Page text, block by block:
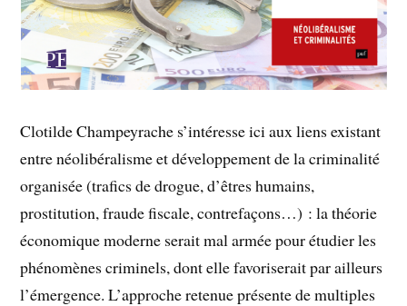
Clotilde Champeyrache s’intéresse ici aux liens existant
entre néolibéralisme et développement de la criminalité
organisée (trafics de drogue, d’êtres humains,
prostitution, fraude fiscale, contrefaçons…) : la théorie
économique moderne serait mal armée pour étudier les
phénomènes criminels, dont elle favoriserait par ailleurs
l’émergence. L’approche retenue présente de multiples